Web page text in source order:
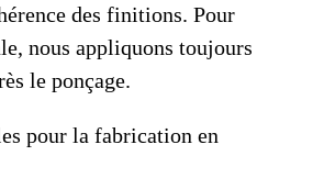
des finitions. Pour
nous appliquons toujours
le ponçage.
pour la fabrication en